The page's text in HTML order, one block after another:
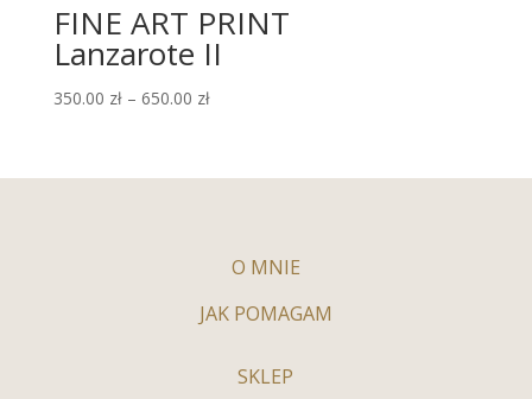
FINE ART PRINT
Lanzarote II
350.00 zł– 650.00 zł
O MNIE
JAK POMAGAM
SKLEP